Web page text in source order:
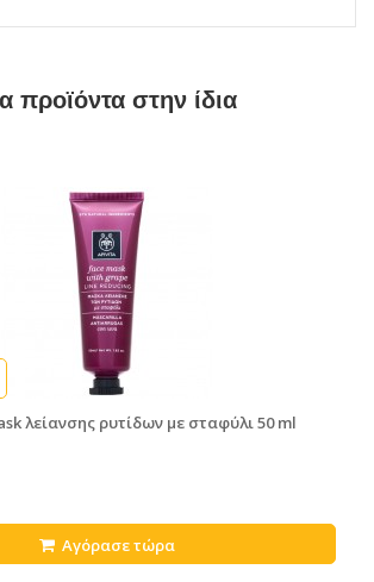
προϊόντα στην ίδια
λείανσης ρυτίδων με σταφύλι 50 ml
Αγόρασε τώρα